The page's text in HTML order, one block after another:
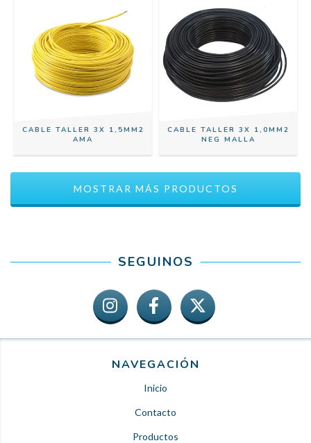
CABLE TALLER 3X 1,5MM2
AMA
CABLE TALLER 3X 1,0MM2
NEG MALLA
MOSTRAR MÁS PRODUCTOS
SEGUINOS
NAVEGACIÓN
Inicio
Contacto
Productos